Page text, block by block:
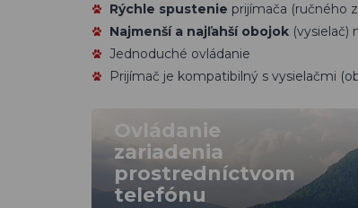
Rýchle spustenie prijímača (ručného
Najmenší a najľahší obojok (vysielač)
Jednoduché ovládanie
Prijímač je kompatibilný s vysielačmi
Ovládanie
zariadenia
prostredníctvom
telefónu